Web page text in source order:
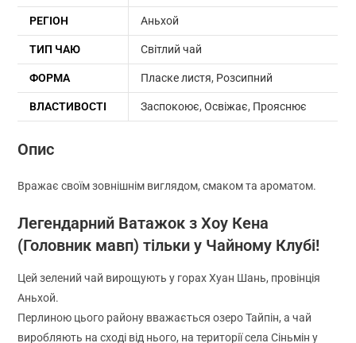
РЕГІОН Аньхой
ТИП ЧАЮ Світлий чай
ФОРМА Пласке листя, Розсипний
ВЛАСТИВОСТІ Заспокоює,Освіжає, Прояснює
Опис
Вражає своїм зовнішнім виглядом, смаком та ароматом.
Легендарний Ватажок з Хоу Кена
(Головник мавп) тільки у Чайному Клубі!
Цей зелений чай вирощують у горах Хуан Шань, провінція
Аньхой.
Перлиною цього району вважається озеро Тайпін, а чай
виробляють на сході від нього, на території села Сіньмін у